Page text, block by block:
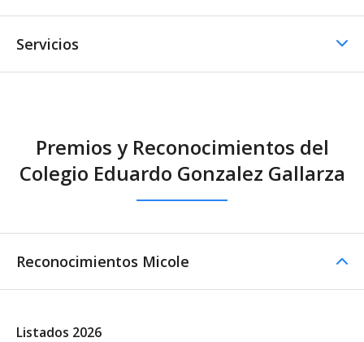
Servicios
Comedor - Catering
externo
Premios y Reconocimientos del
Colegio Eduardo Gonzalez Gallarza
Reconocimientos Micole
Listados 2026